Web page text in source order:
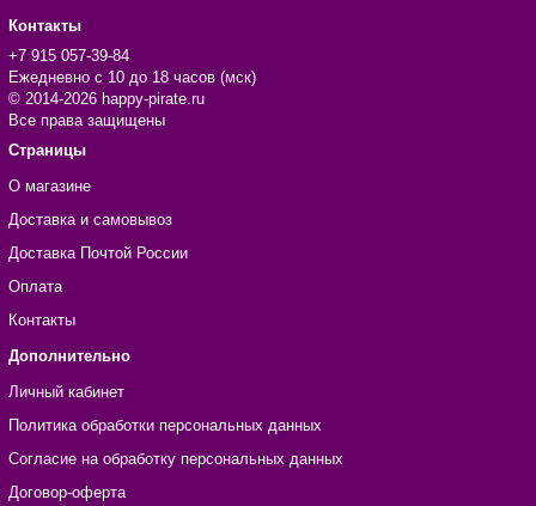
Контакты
+7 915 057-39-84
Ежедневно с 10 до 18 часов (мск)
© 2014-2026 happy-pirate.ru
Все права защищены
Страницы
О магазине
Доставка и самовывоз
Доставка Почтой России
Оплата
Контакты
Дополнительно
Личный кабинет
Политика обработки персональных данных
Согласие на обработку персональных данных
Договор-оферта